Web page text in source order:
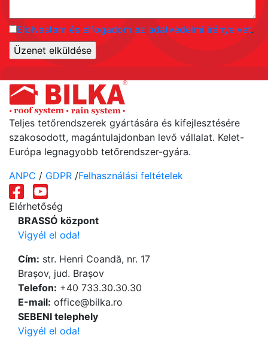
Elolvastam és elfogadom az adatvédelmi irányelvet.
Teljes tetőrendszerek gyártására és kifejlesztésére
szakosodott, magántulajdonban levő vállalat. Kelet-
Európa legnagyobb tetőrendszer-gyára.
ANPC / GDPR /Felhasználási feltételek
Elérhetőség
BRASSÓ központ
Vigyél el oda!
Cím: str. Henri Coandă, nr. 17
Brașov, jud. Brașov
Telefon: +40 733.30.30.30
Е-mail: office@bilka.ro
SEBENI telephely
Vigyél el oda!